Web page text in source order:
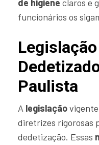
de higiene claros e
funcionários os
Paulista
A legislação
diretrizes rigorosas
dedetização. Essas